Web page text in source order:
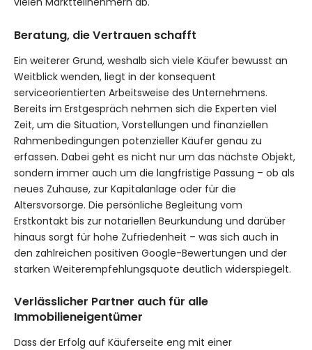
Beratung, die Vertrauen schafft
Ein weiterer Grund, weshalb sich viele Käufer bewusst an
Weitblick wenden, liegt in der konsequent
serviceorientierten Arbeitsweise des Unternehmens.
Bereits im Erstgespräch nehmen sich die Experten viel
Zeit, um die Situation, Vorstellungen und finanziellen
Rahmenbedingungen potenzieller Käufer genau zu
erfassen. Dabei geht es nicht nur um das nächste Objekt,
sondern immer auch um die langfristige Passung – ob als
neues Zuhause, zur Kapitalanlage oder für die
Altersvorsorge. Die persönliche Begleitung vom
Erstkontakt bis zur notariellen Beurkundung und darüber
hinaus sorgt für hohe Zufriedenheit – was sich auch in
den zahlreichen positiven Google-Bewertungen und der
starken Weiterempfehlungsquote deutlich widerspiegelt.
Verlässlicher Partner auch für alle
Immobilieneigentümer
Dass der Erfolg auf Käuferseite eng mit einer